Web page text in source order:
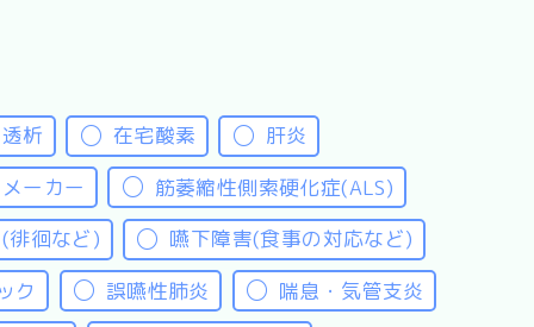
析 在宅酸素
肝炎
ーカー
筋萎縮性側索硬化症(ALS)
徘徊など)
嚥下障害(食事の対応など)
ク
誤嚥性肺炎
喘息・気管支炎